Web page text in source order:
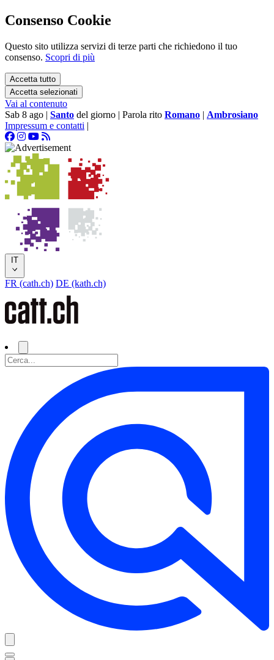
Consenso Cookie
Questo sito utilizza servizi di terze parti che richiedono il tuo
consenso. Scopri di più
Accetta tutto
Accetta selezionati
Vai al contenuto
Sab 8 ago | Santo del giorno | Parola rito Romano | Ambrosiano
Impressum e contatti |
IT
FR (cath.ch) DE (kath.ch)